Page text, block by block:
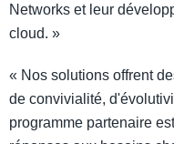
Networks et leur
cloud. »
« Nos solutions offrent
de convivialité,
programme partenaire